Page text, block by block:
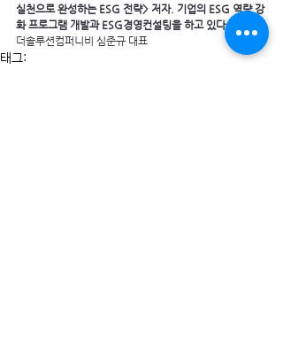
실천으로 완성하는 ESG 전략> 저자. 기업의 ESG 역량 강
화 프로그램 개발과 ESG경영컨설팅을 하고 있다.
더솔루션컴퍼니비 심준규 대표
태그: